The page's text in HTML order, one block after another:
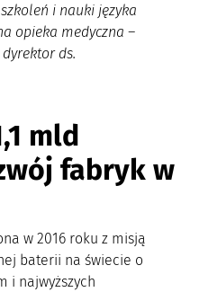
i nauki języka
opieka medyczna –
ds.
mld
fabryk w
w 2016 roku z misją
baterii na świecie o
i najwyższych